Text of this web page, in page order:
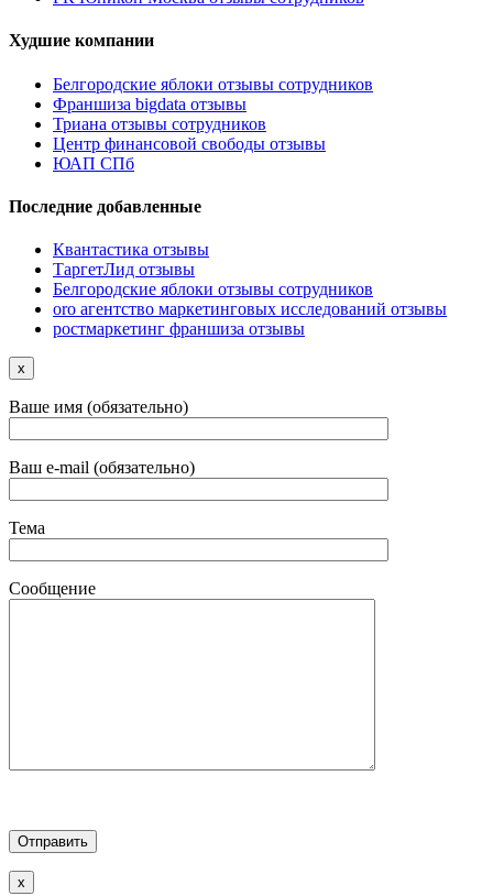
Худшие компании
Белгородские яблоки отзывы сотрудников
Франшиза bigdata отзывы
Триана отзывы сотрудников
Центр финансовой свободы отзывы
ЮАП СПб
Последние добавленные
Квантастика отзывы
ТаргетЛид отзывы
Белгородские яблоки отзывы сотрудников
oro агентство маркетинговых исследований отзывы
ростмаркетинг франшиза отзывы
x
Ваше имя (обязательно)
Ваш e-mail (обязательно)
Тема
Сообщение
x